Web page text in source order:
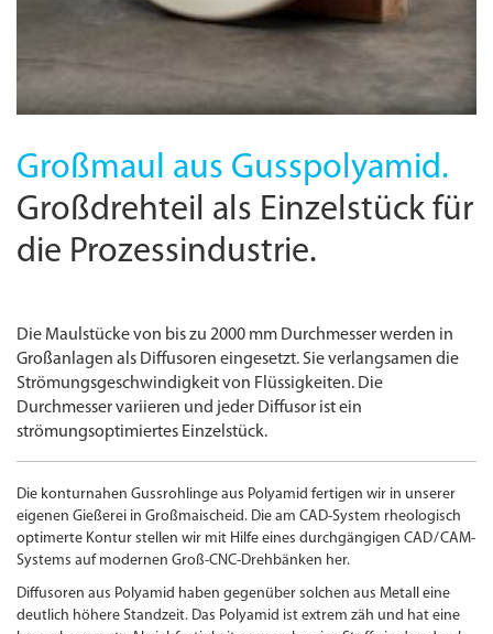
Großmaul aus Gusspolyamid.
Großdrehteil als Einzelstück für
die Prozessindustrie.
Die Maulstücke von bis zu 2000 mm Durchmesser werden in
Großanlagen als Diffusoren eingesetzt. Sie verlangsamen die
Strömungsgeschwindigkeit von Flüssigkeiten. Die
Durchmesser variieren und jeder Diffusor ist ein
strömungsoptimiertes Einzelstück.
Die konturnahen Guss­rohlinge aus Polyamid fertigen wir in unserer
eigenen Gießerei in Großmaischeid. Die am CAD-System rheologisch
optimerte Kontur stellen wir mit Hilfe eines durchgängigenCAD/CAM-
Systems auf modernen Groß-CNC-Drehbänken her.
Diffusoren aus Polyamid haben gegenüber solchen aus Metall eine
deutlich höhere Standzeit. Das Polyamid ist extrem zäh und hat eine